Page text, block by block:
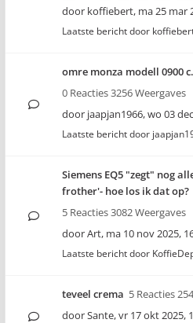
door koffiebert, ma 25 mar
Laatste bericht door
omre monza modell 0900
0 Reacties 3256 Weergaves
door jaapjan1966,wo 03
Laatste bericht door
Siemens EQ5 "zegt" nog
frother'- hoe los ik dat op?
5 Reacties 3082 Weergaves
doorArt, ma 10 nov 2025,
Laatste bericht door
teveel crema 5 Reacties
doorSante,vr 17 okt 2025,